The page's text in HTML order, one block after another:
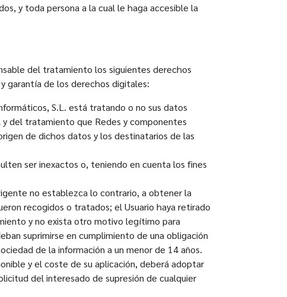
y toda persona a la cual le haga accesible la
del tratamiento los siguientes derechos
garantía de los derechos digitales:
S.L. está tratando o no sus datos
del tratamiento que Redes y componentes
de dichos datos y los destinatarios de las
ser inexactos o, teniendo en cuenta los fines
no establezca lo contrario, a obtener la
recogidos o tratados; el Usuario haya retirado
y no exista otro motivo legítimo para
suprimirse en cumplimiento de una obligación
de la información a un menor de 14 años.
y el coste de su aplicación, deberá adoptar
del interesado de supresión de cualquier